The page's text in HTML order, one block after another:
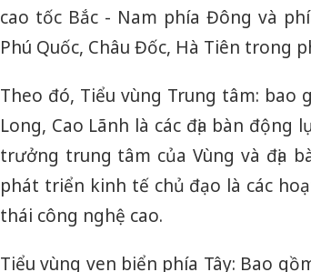
cao tốc Bắc - Nam phía Đông và
Phú Quốc, Châu Đốc, Hà Tiên trong
Theo đó, Tiểu vùng Trung tâm: bao
Long, Cao Lãnh là các địa bàn
trưởng trung tâm của Vùng và địa
phát triển kinh tế chủ đạo là các
thái công nghệ cao.
Tiểu vùng ven biển phía Tây: Bao